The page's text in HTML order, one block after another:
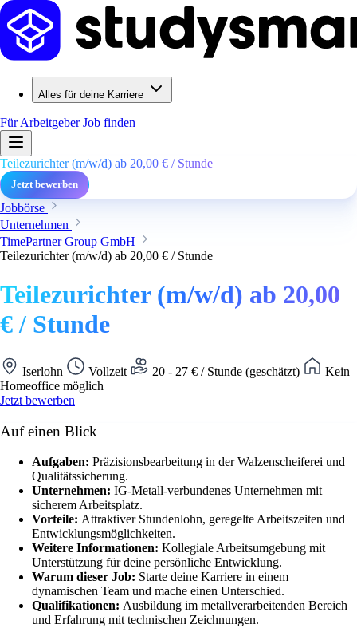
Alles für deine Karriere
Für ArbeitgeberJob finden
Teilezurichter (m/w/d) ab 20,00 € / Stunde
Jetzt bewerben
Jobbörse
Unternehmen
TimePartner Group GmbH
Teilezurichter (m/w/d) ab 20,00 € / Stunde
Teilezurichter (m/w/d) ab 20,00
€ / Stunde
Iserlohn Vollzeit 20 - 27 € / Stunde (geschätzt)
Kein
Homeoffice möglich
Jetzt bewerben
Auf einen Blick
Aufgaben: Präzisionsbearbeitung in der Walzenscheiferei und
Qualitätssicherung.
Unternehmen: IG-Metall-verbundenes Unternehmen mit
sicherem Arbeitsplatz.
Vorteile: Attraktiver Stundenlohn, geregelte Arbeitszeiten und
Entwicklungsmöglichkeiten.
Weitere Informationen: Kollegiale Arbeitsumgebung mit
Unterstützung für deine persönliche Entwicklung.
Warum dieser Job: Starte deine Karriere in einem
dynamischen Team und mache einen Unterschied.
Qualifikationen: Ausbildung im metallverarbeitenden Bereich
und Erfahrung mit technischen Zeichnungen.